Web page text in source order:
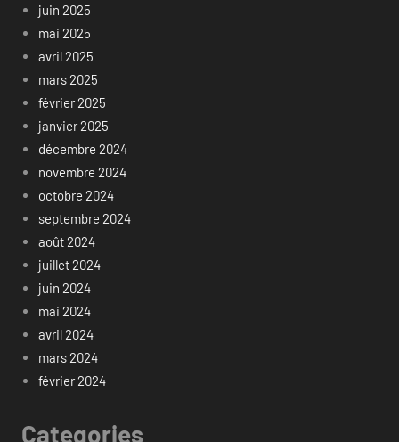
juin 2025
mai 2025
avril 2025
mars 2025
février 2025
janvier 2025
décembre 2024
novembre 2024
octobre 2024
septembre 2024
août 2024
juillet 2024
juin 2024
mai 2024
avril 2024
mars 2024
février 2024
Categories